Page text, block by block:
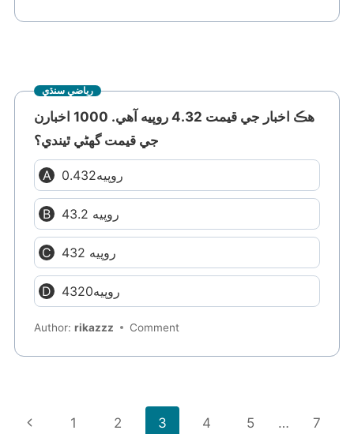
رياضي سنڌي
هڪ اخبار جي قيمت 4.32 روپيه آهي. 1000 اخبارن
جي قيمت گهڻي ٿيندي؟
0.432روپيه
43.2 روپيه
432 روپيه
4320روپيه
Author:rikazzz Comment
Page
Previous
1 2 3 4 5 … 7